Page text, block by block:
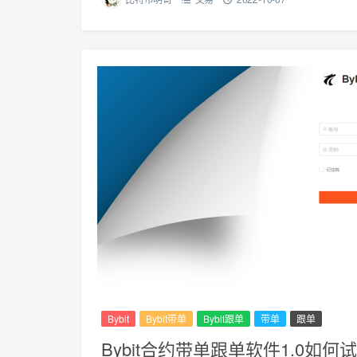
Bybit Bybit带单 Bybit跟单 带单 跟单
Bybit合约带单跟单软件1.0如何